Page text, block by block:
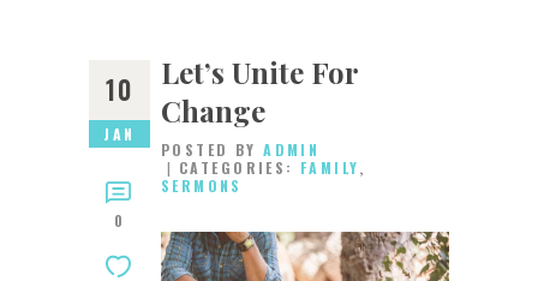
10
JAN
0
Let’s Unite For
Change
POSTED BYADMIN
CATEGORIES: FAMILY,
SERMONS